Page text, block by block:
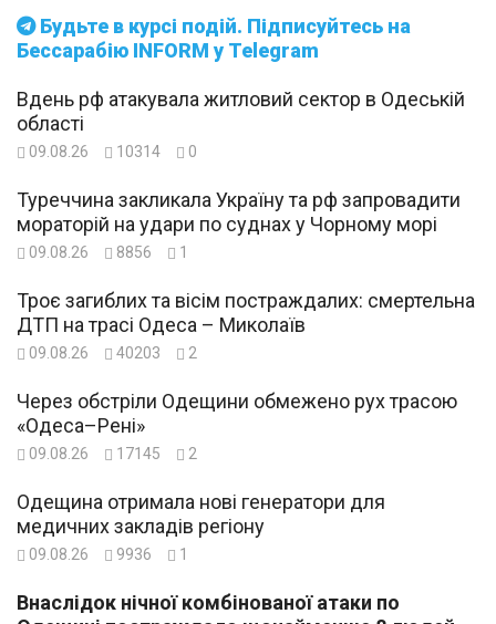
Будьте в курсі подій. Підписуйтесь на
Бессарабію INFORM у Telegram
Вдень рф атакувала житловий сектор в Одеській
області
09.08.26 10314 0
Туреччина закликала Україну та рф запровадити
мораторій на удари по суднах у Чорному морі
09.08.26 8856 1
Троє загиблих та вісім постраждалих: смертельна
ДТП на трасі Одеса – Миколаїв
09.08.26 40203 2
Через обстріли Одещини обмежено рух трасою
«Одеса–Рені»
09.08.26 17145 2
Одещина отримала нові генератори для
медичних закладів регіону
09.08.26 9936 1
Внаслідок нічної комбінованої атаки по